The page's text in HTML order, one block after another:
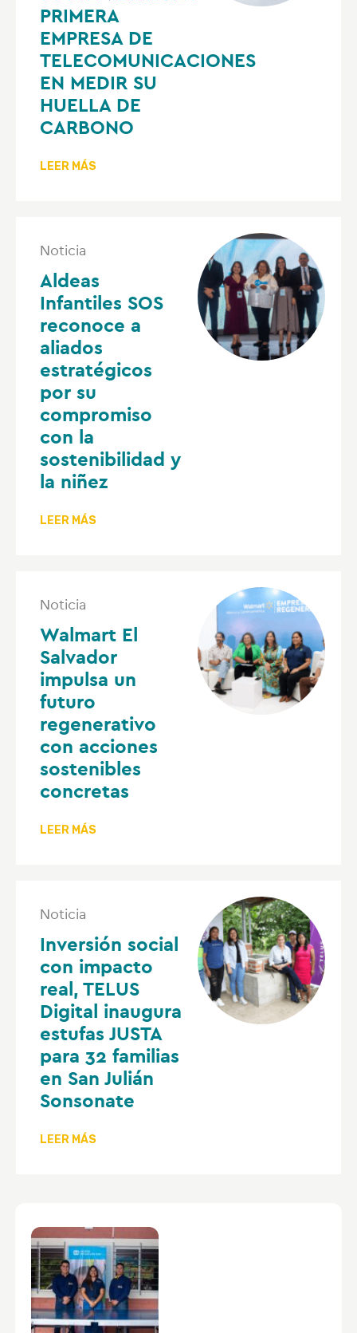
PRIMERA
EMPRESA DE
TELECOMUNICACIONES
EN MEDIR SU
HUELLA DE
CARBONO
LEER MÁS
Noticia
Aldeas
Infantiles SOS
reconoce a
aliados
estratégicos
por su
compromiso
con la
sostenibilidad y
la niñez
LEER MÁS
Noticia
Walmart El
Salvador
impulsa un
futuro
regenerativo
con acciones
sostenibles
concretas
LEER MÁS
Noticia
Inversión social
con impacto
real, TELUS
Digital inaugura
estufas JUSTA
para 32 familias
en San Julián
Sonsonate
LEER MÁS